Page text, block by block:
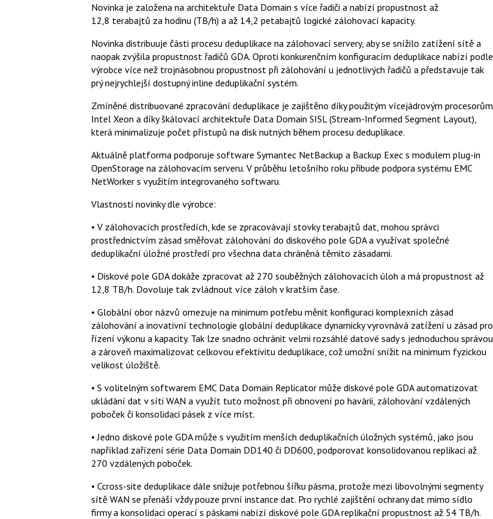
e
t
t
e
a
e
b
u
e
i
Novinka je založena na architektuře Data Domain s více řadiči a nabízí propustnost až
12,8 terabajtů za hodinu (TB/h) a až 14,2 petabajtů logické zálohovací kapacity.
Novinka distribuuje části procesu deduplikace na zálohovací servery, aby se snížilo zatížení sítě a
naopak zvýšila propustnost řadičů GDA. Oproti konkurenčním konfiguracím deduplikace nabízí podle
výrobce více než trojnásobnou propustnost při zálohování u jednotlivých řadičů a představuje tak
prý nejrychlejší dostupný inline deduplikační systém.
Zmíněné distribuované zpracování deduplikace je zajištěno díky použitým vícejádrovým procesorům
Intel Xeon a díky škálovací architektuře Data Domain SISL (Stream-Informed Segment Layout),
která minimalizuje počet přístupů na disk nutných během procesu deduplikace.
Aktuálně platforma podporuje software Symantec NetBackup a Backup Exec s modulem plug-in
OpenStorage na zálohovacím serveru. V průběhu letošního roku přibude podpora systému EMC
NetWorker s využitím integrovaného softwaru.
Vlastnosti novinky dle výrobce:
• V zálohovacích prostředích, kde se zpracovávají stovky terabajtů dat, mohou správci
prostřednictvím zásad směřovat zálohování do diskového pole GDA a využívat společné
deduplikační úložné prostředí pro všechna data chráněná těmito zásadami.
• Diskové pole GDA dokáže zpracovat až 270 souběžných zálohovacích úloh a má propustnost až
12,8 TB/h. Dovoluje tak zvládnout více záloh v kratším čase.
• Globální obor názvů omezuje na minimum potřebu měnit konfiguraci komplexních zásad
zálohování a inovativní technologie globální deduplikace dynamicky vyrovnává zatížení u zásad pro
řízení výkonu a kapacity. Tak lze snadno ochránit velmi rozsáhlé datové sady s jednoduchou správou
a zároveň maximalizovat celkovou efektivitu deduplikace, což umožní snížit na minimum fyzickou
velikost úložiště.
• S volitelným softwarem EMC Data Domain Replicator může diskové pole GDA automatizovat
ukládání dat v síti WAN a využít tuto možnost při obnovení po havárii, zálohování vzdálených
poboček či konsolidaci pásek z více míst.
• Jedno diskové pole GDA může s využitím menších deduplikačních úložných systémů, jako jsou
například zařízení série Data Domain DD140 či DD600, podporovat konsolidovanou replikaci až
270 vzdálených poboček.
• Ccross-site deduplikace dále snižuje potřebnou šířku pásma, protože mezi libovolnými segmenty
sítě WAN se přenáší vždy pouze první instance dat. Pro rychlé zajištění ochrany dat mimo sídlo
firmy a konsolidaci operací s páskami nabízí diskové pole GDA replikační propustnost až 54 TB/h.